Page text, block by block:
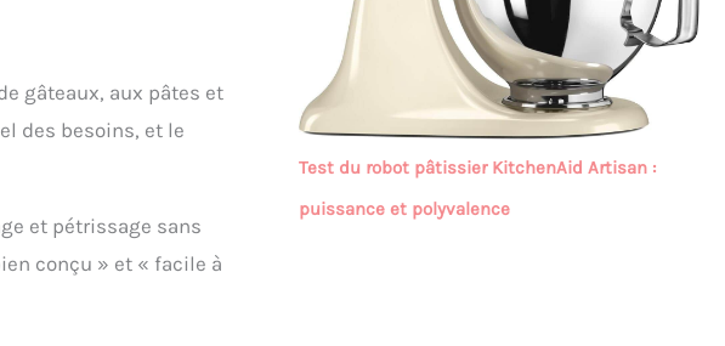
gâteaux, aux pâtes et
des besoins, et le
et pétrissage sans
conçu » et « facile à
Test du robot pâtissier KitchenAid Artisan :
puissance et polyvalence